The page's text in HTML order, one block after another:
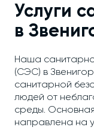
Услуги
в
Наша
(СЭС) в
санитарной
людей от
среды.
направлена на